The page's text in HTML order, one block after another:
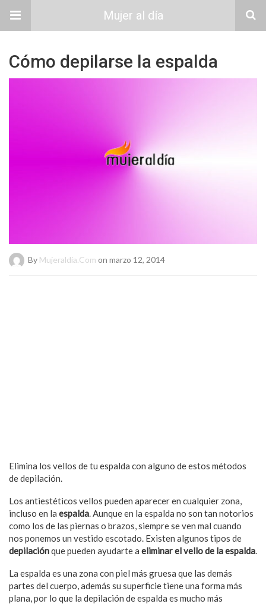
Mujer al día
Cómo depilarse la espalda
By Mujeraldia.com on marzo 12, 2014
Elimina los vellos de tu espalda con alguno de estos métodos
de depilación.
Los antiestéticos vellos pueden aparecer en cualquier zona,
incluso en la espalda. Aunque en la espalda no son tan notorios
como los de las piernas o brazos, siempre se ven mal cuando
nos ponemos un vestido escotado. Existen algunos tipos de
depilaciónque pueden ayudarte a eliminar el vello de la espalda.
La espalda es una zona con piel más gruesa que las demás
partes del cuerpo, además su superficie tiene una forma más
plana, por lo que la depilación de espalda es mucho más